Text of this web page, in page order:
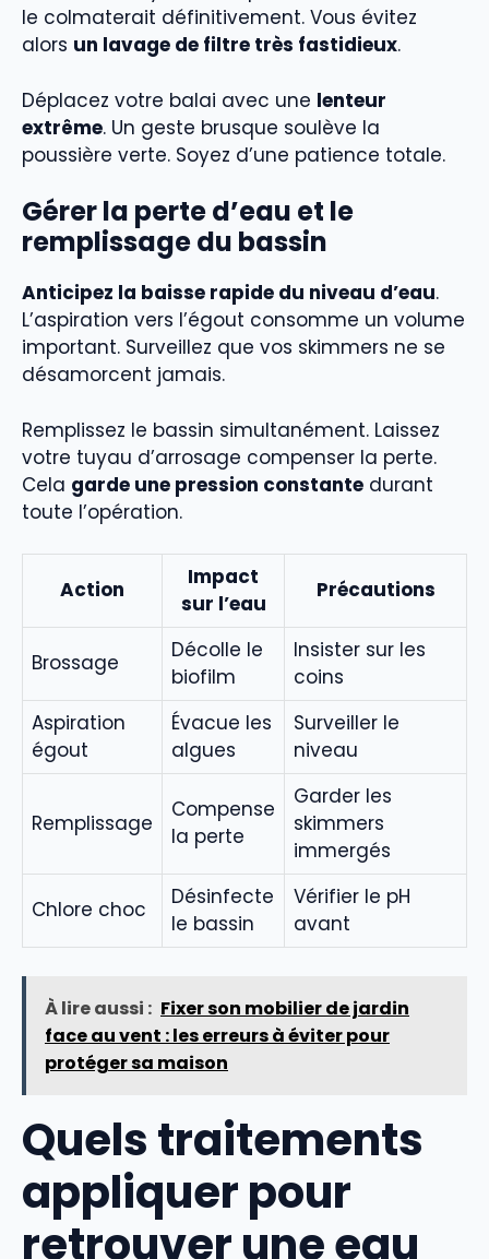
le colmaterait définitivement. Vous évitez
alors un lavage de filtre très fastidieux.
Déplacez votre balai avec une lenteur
extrême. Un geste brusque soulève la
poussière verte. Soyez d’une patience totale.
Gérer la perte d’eau et le
remplissage du bassin
Anticipez la baisse rapide du niveau d’eau.
L’aspiration vers l’égout consomme un volume
important. Surveillez que vos skimmers ne se
désamorcent jamais.
Remplissez le bassin simultanément. Laissez
votre tuyau d’arrosage compenser la perte.
Cela garde une pression constante durant
toute l’opération.
Action
Impact
sur l’eau
Précautions
Brossage
Décolle le
biofilm
Insister sur les
coins
Aspiration
égout
Évacue les
algues
Surveiller le
niveau
Remplissage
Compense
la perte
Garder les
skimmers
immergés
Chlore choc
Désinfecte
le bassin
Vérifier le pH
avant
À lire aussi : Fixer son mobilier de jardin
face au vent : les erreurs à éviter pour
protéger sa maison
Quels traitements
appliquer pour
retrouver une eau